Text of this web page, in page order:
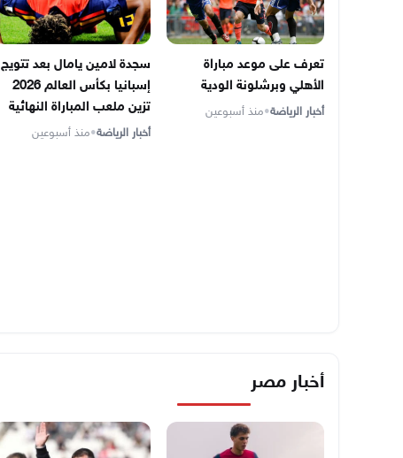
تعرف على موعد مباراة
الأهلي وبرشلونة الودية
أخبار الرياضة•منذ أسبوعين
سجدة لامين يامال بعد تتويج
إسبانيا بكأس العالم 2026
تزين ملعب المباراة النهائية
أخبار الرياضة•منذ أسبوعين
أخبار مصر